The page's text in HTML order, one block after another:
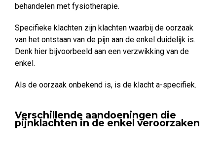
behandelen met fysiotherapie.
Specifieke klachten zijn klachten waarbij de oorzaak
van het ontstaan van de pijn aan de enkel duidelijk is.
Denk hier bijvoorbeeld aan een verzwikking van de
enkel.
Als de oorzaak onbekend is, is de klacht a-specifiek.
Verschillende aandoeningen die
pijnklachten in de enkel veroorzaken